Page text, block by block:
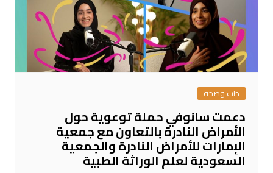
طب وصحة
دعمت سانوفي حملة توعوية حول
الأمراض النادرة بالتعاون مع جمعية
الإمارات للأمراض النادرة والجمعية
السعودية لعلم الوراثة الطبية